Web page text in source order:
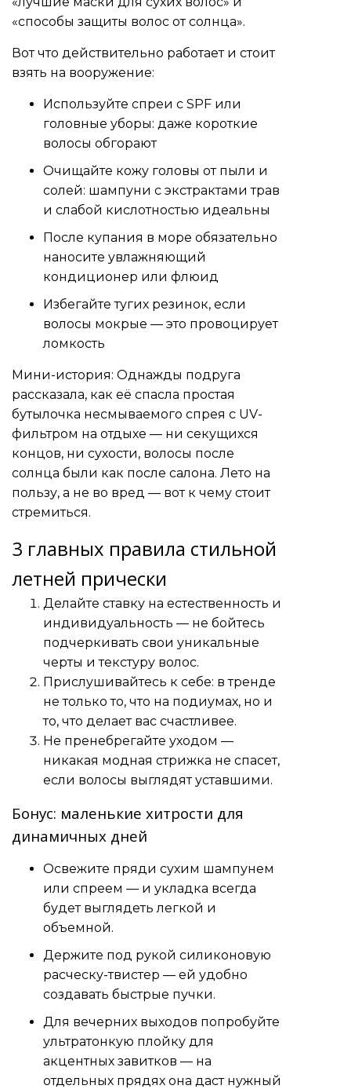
«способы защиты волос от солнца».
Вот что действительно работает и стоит
взять на вооружение:
Используйте спреи с SPF или
головные уборы: даже короткие
волосы обгорают
Очищайте кожу головы от пыли и
солей: шампуни с экстрактами трав
и слабой кислотностью идеальны
После купания в море обязательно
наносите увлажняющий
кондиционер или флюид
Избегайте тугих резинок, если
волосы мокрые — это провоцирует
ломкость
Мини-история: Однажды подруга
рассказала, как её спасла простая
бутылочка несмываемого спрея с UV-
фильтром на отдыхе — ни секущихся
концов, ни сухости, волосы после
солнца были как после салона. Лето на
пользу, а не во вред — вот к чему стоит
стремиться.
3 главных правила стильной
летней прически
Делайте ставку на естественность и
индивидуальность — не бойтесь
подчеркивать свои уникальные
черты и текстуру волос.
Прислушивайтесь к себе: в тренде
не только то, что на подиумах, но и
то, что делает вас счастливее.
Не пренебрегайте уходом —
никакая модная стрижка не спасет,
если волосы выглядят уставшими.
Бонус: маленькие хитрости для
динамичных дней
Освежите пряди сухим шампунем
или спреем — и укладка всегда
будет выглядеть легкой и
объемной.
Держите под рукой силиконовую
расческу-твистер — ей удобно
создавать быстрые пучки.
Для вечерних выходов попробуйте
ультратонкую плойку для
акцентных завитков — на
отдельных прядях она даст нужный